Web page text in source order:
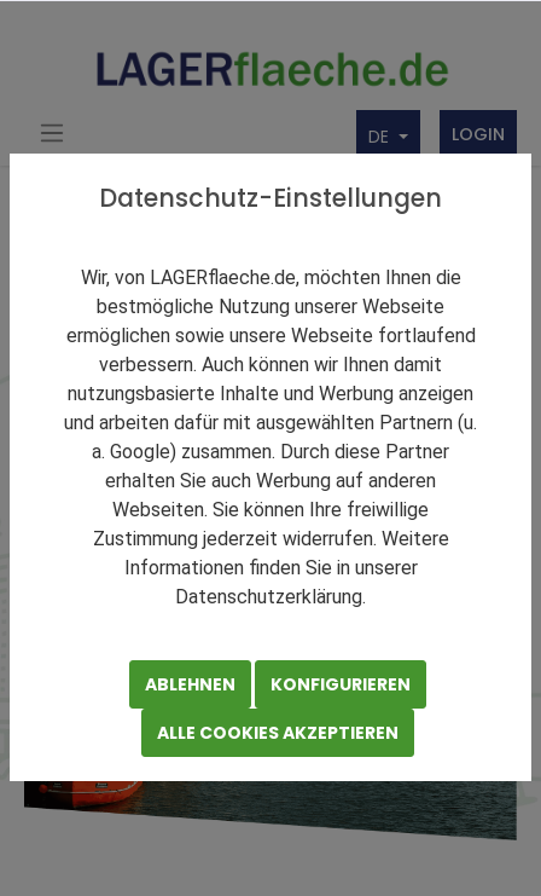
DE LOGIN
Lagerraum in
Cuxhaven
Hier bekommen Sie direkt einen Überblick über
Logistikstandorte Cuxhaven.
Datenschutz-Einstellungen
Wir, von LAGERflaeche.de, möchten Ihnen die
bestmögliche Nutzung unserer Webseite
ermöglichen sowie unsere Webseite fortlaufend
verbessern. Auch können wir Ihnen damit
nutzungsbasierte Inhalte und Werbung anzeigen
und arbeiten dafür mit ausgewählten Partnern (u.
a. Google) zusammen. Durch diese Partner
erhalten Sie auch Werbung auf anderen
Webseiten. Sie können Ihre freiwillige
Zustimmung jederzeit widerrufen. Weitere
Informationen finden Sie in unserer
Datenschutzerklärung.
ABLEHNEN
KONFIGURIEREN
ALLE COOKIES AKZEPTIEREN